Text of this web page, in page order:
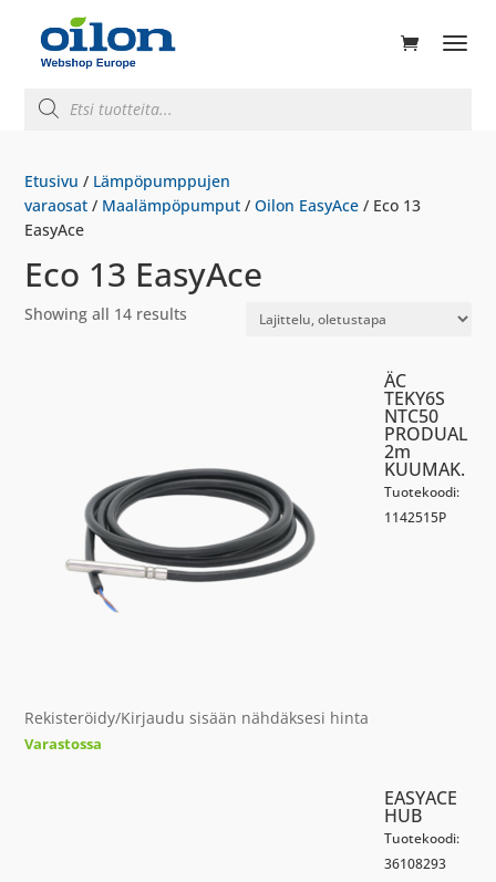
search
Etusivu / Lämpöpumppujen
varaosat / Maalämpöpumput /Oilon EasyAce / Eco 13
EasyAce
Eco 13 EasyAce
Showing all 14 results
ÄC
TEKY6S
NTC50
PRODUAL
2m
KUUMAK.
Tuotekoodi:
1142515P
Rekisteröidy/Kirjaudu sisään nähdäksesi hinta
Varastossa
EASYACE
HUB
Tuotekoodi:
36108293